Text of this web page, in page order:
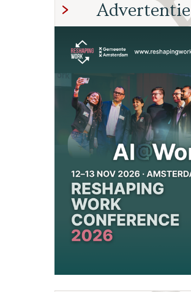
Advertentie